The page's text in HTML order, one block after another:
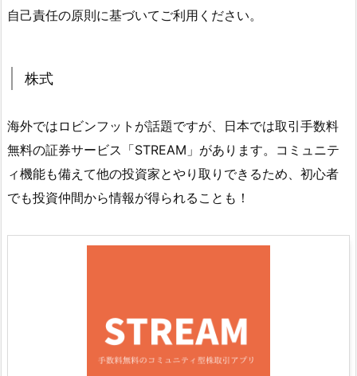
自己責任の原則に基づいてご利用ください。
株式
海外ではロビンフットが話題ですが、日本では取引手数料
無料の証券サービス「STREAM」があります。コミュニテ
ィ機能も備えて他の投資家とやり取りできるため、初心者
でも投資仲間から情報が得られることも！